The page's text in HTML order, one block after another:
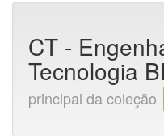
CT -
Tecnologia
principal da coleção